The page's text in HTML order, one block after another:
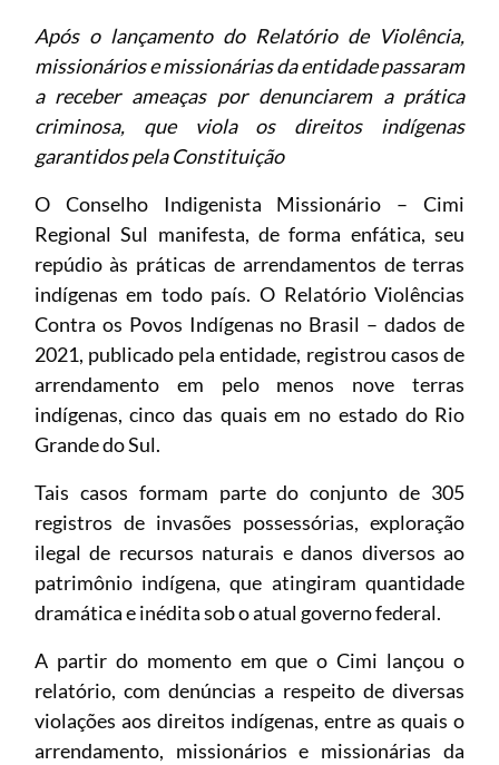
Após o lançamento do Relatório de Violência,
missionários e missionárias da entidade passaram
a receber ameaças por denunciarem a prática
criminosa, que viola os direitos indígenas
garantidos pela Constituição
O Conselho Indigenista Missionário – Cimi
Regional Sul manifesta, de forma enfática, seu
repúdio às práticas de arrendamentos de terras
indígenas em todo país. O Relatório Violências
Contra os Povos Indígenas no Brasil – dados de
2021, publicado pela entidade, registrou casos de
arrendamento em pelo menos nove terras
indígenas, cinco das quais em no estado do Rio
Grande do Sul.
Tais casos formam parte do conjunto de 305
registros de invasões possessórias, exploração
ilegal de recursos naturais e danos diversos ao
patrimônio indígena, que atingiram quantidade
dramática e inédita sob o atual governo federal.
A partir do momento em que o Cimi lançou o
relatório, com denúncias a respeito de diversas
violações aos direitos indígenas, entre as quais o
arrendamento, missionários e missionárias da